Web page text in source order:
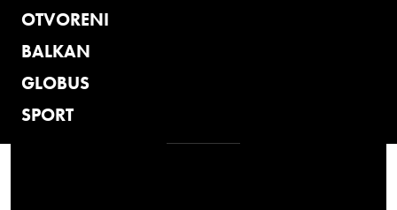
OTVORENI
BALKAN
GLOBUS
SPORT